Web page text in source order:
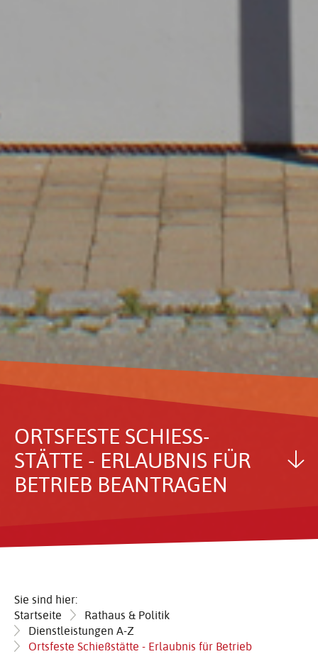
ORTS­FESTE SCHIESS­S
TÄTTE - ERLAUBNIS FÜR B
ETRIEB BEAN­TRAGEN
Sie sind hier:
Startseite
Rathaus & Politik
Dienstleistungen A-Z
Ortsfeste Schießstätte - Erlaubnis für Betrieb